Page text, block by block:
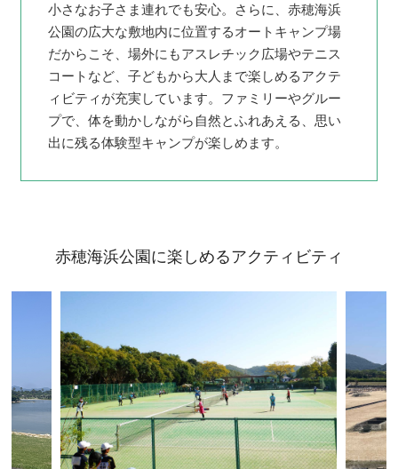
小さなお子さま連れでも安心。さらに、赤穂海浜
公園の広大な敷地内に位置するオートキャンプ場
だからこそ、場外にもアスレチック広場やテニス
コートなど、子どもから大人まで楽しめるアクテ
ィビティが充実しています。ファミリーやグルー
プで、体を動かしながら自然とふれあえる、思い
出に残る体験型キャンプが楽しめます。
赤穂海浜公園に楽しめるアクティビティ